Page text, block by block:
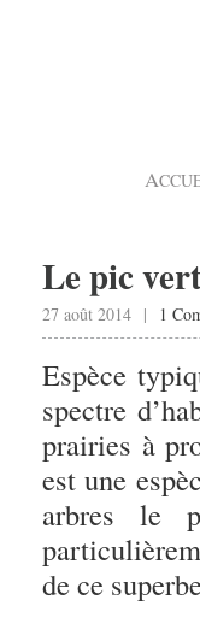
A
Le pic
27 août 2014 | 1
Espèce
spectre
prairies à
est une
arbres le
de ce